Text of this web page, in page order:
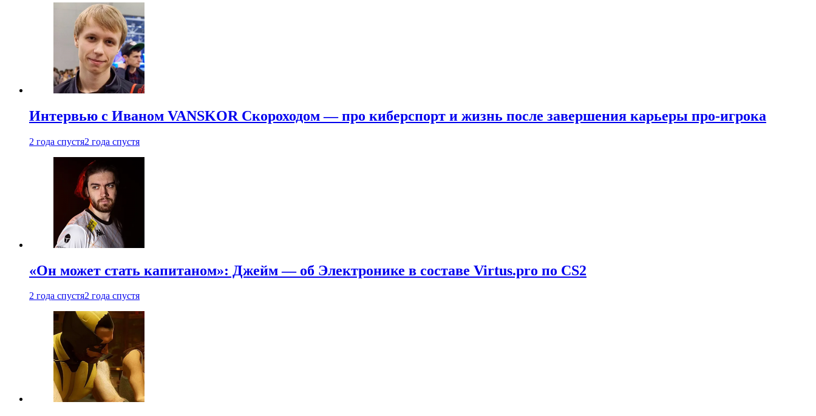
Интервью с Иваном VANSKOR Скороходом — про киберспорт и жизнь после завершения карьеры про-игрока
2 года спустя2 года спустя
«Он может стать капитаном»: Джейм — об Электронике в составе Virtus.pro по CS2
2 года спустя2 года спустя